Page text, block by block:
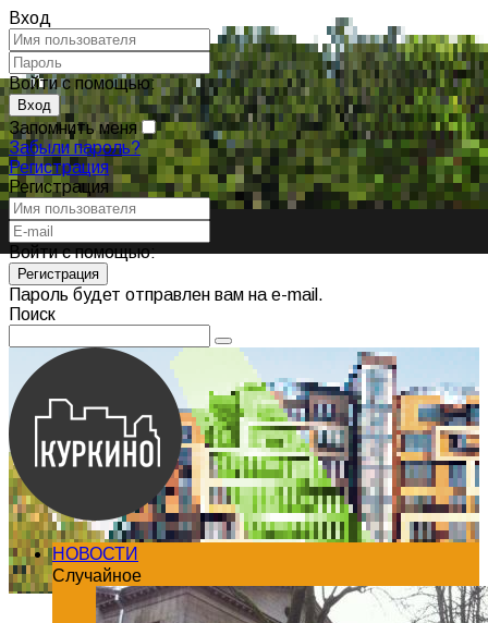
Вход
Войти с помощью:
Запомнить меня
Забыли пароль?
Регистрация
Регистрация
Войти с помощью:
Пароль будет отправлен вам на e-mail.
Поиск
НОВОСТИ
Случайное